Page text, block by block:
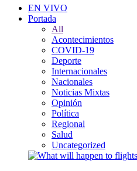
EN VIVO
Portada
All
Acontecimientos
COVID-19
Deporte
Internacionales
Nacionales
Noticias Mixtas
Opinión
Política
Regional
Salud
Uncategorized